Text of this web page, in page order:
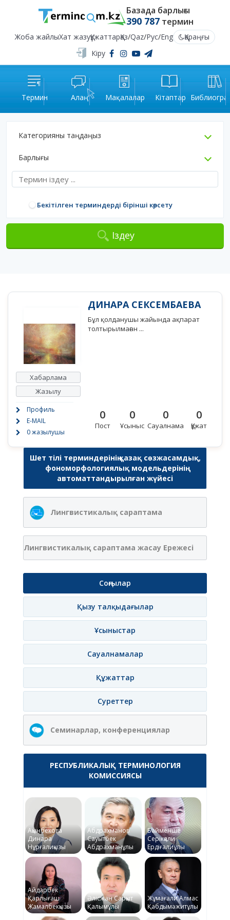
Базада барлығы
390 787термин
Жоба жайлыХат жазуҚұжаттарҚаз/Qaz/Рус/Eng
Қараңғы
Кіру
Термин Алаң Мақалалар Кітаптар
Категорияны таңдаңыз
Барлығы
Бекітілген терминдерді бірінші көрсету
Іздеу
Хабарлама
Жазылу
Профиль
E-MAIL
0 жазылушы
ДИНАРА СЕКСЕМБАЕВА
Бұл қолданушы жайында ақпарат
толтырылмаған ...
0
Пост
0
Ұсыныс
0
Сауалнама
0
Құжат
Шет тілі терминдерінің қазақ сөзжасамдық,
фономорфологиялық модельдерінің
автоматтандырылған жүйесі
Лингвистикалық сараптама
Лингвистикалық сараптама жасау Ережесі
Соңғылар
Қызу талқыдағылар
Ұсыныстар
Сауалнамалар
Құжаттар
Суреттер
Семинарлар, конференциялар
РЕСПУБЛИКАЛЫҚ ТЕРМИНОЛОГИЯ
КОМИССИЯСЫ
Ақынбекова
Динара
Нұрғалиқызы
Абдрахманов
Сауытбек
Абдрахманұлы
Байменше
Серікқали
Ердіғалиұлы
Айдарбек
Қарлығаш
Жамалбекқызы
Әлісжан Сарқыт
Қалымұлы
Жұмағали Алмас
Қабдымәжитұлы